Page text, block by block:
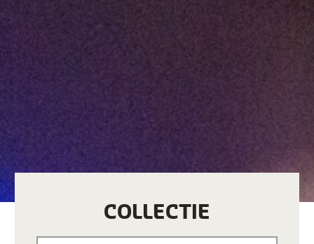
COLLECTIE